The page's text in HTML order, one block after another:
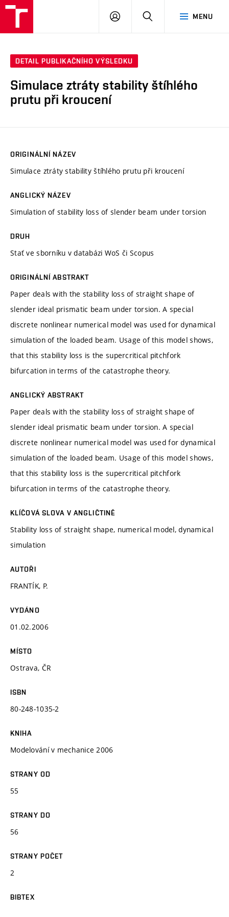
MENU
PŘIHLÁSIT
DETAIL PUBLIKAČNÍHO VÝSLEDKU
Simulace ztráty stability štíhlého
prutu při kroucení
ORIGINÁLNÍ NÁZEV
Simulace ztráty stability štíhlého prutu při kroucení
ANGLICKÝ NÁZEV
Simulation of stability loss of slender beam under torsion
DRUH
Stať ve sborníku v databázi WoS či Scopus
ORIGINÁLNÍ ABSTRAKT
Paper deals with the stability loss of straight shape of
slender ideal prismatic beam under torsion. A special
discrete nonlinear numerical model was used for dynamical
simulation of the loaded beam. Usage of this model shows,
that this stability loss is the supercritical pitchfork
bifurcation in terms of the catastrophe theory.
ANGLICKÝ ABSTRAKT
Paper deals with the stability loss of straight shape of
slender ideal prismatic beam under torsion. A special
discrete nonlinear numerical model was used for dynamical
simulation of the loaded beam. Usage of this model shows,
that this stability loss is the supercritical pitchfork
bifurcation in terms of the catastrophe theory.
KLÍČOVÁ SLOVA V ANGLIČTINĚ
Stability loss of straight shape, numerical model, dynamical
simulation
AUTOŘI
FRANTÍK, P.
VYDÁNO
01.02.2006
MÍSTO
Ostrava, ČR
ISBN
80-248-1035-2
KNIHA
Modelování v mechanice 2006
STRANY OD
55
STRANY DO
56
STRANY POČET
2
BIBTEX